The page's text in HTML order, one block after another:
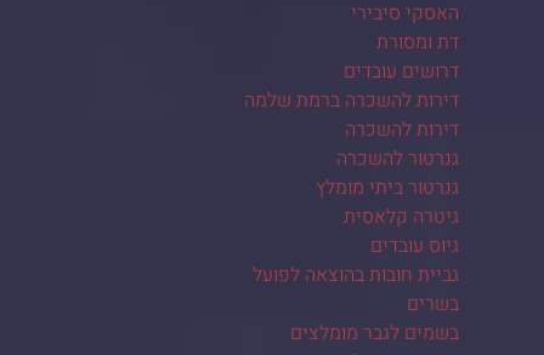
האסקי סיבירי
דת ומסורת
דרושים עובדים
דירות להשכרה ברמת שלמה
דירות להשכרה
גנרטור להשכרה
גנרטור ביתי מומלץ
גיטרה קלאסית
גיוס עובדים
גביית חובות בהוצאה לפועל
בשרים
בשמים לגבר מומלצים